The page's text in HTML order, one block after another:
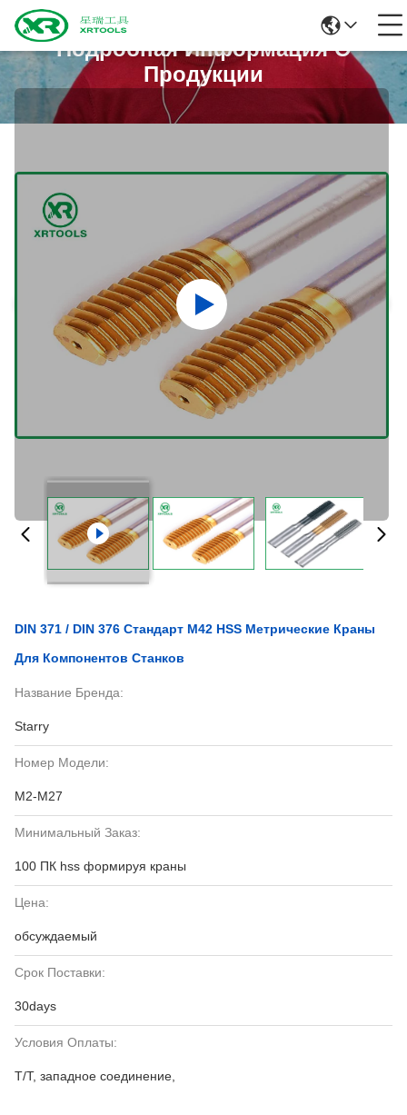
Подробная Информация О
Продукции
DIN 371 / DIN 376 Стандарт M42 HSS Метрические Краны
Для Компонентов Станков
Название Бренда:
Starry
Номер Модели:
M2-M27
Минимальный Заказ:
100 ПК hss формируя краны
Цена:
обсуждаемый
Срок Поставки:
30days
Условия Оплаты:
T/T, западное соединение,